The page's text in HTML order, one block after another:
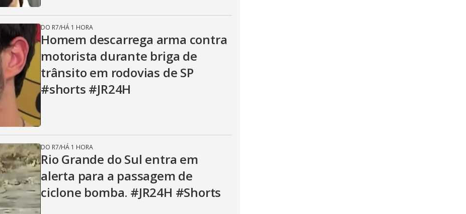
DO R7/HÁ 1 HORA
Homem descarrega arma contra
motorista durante briga de
trânsito em rodovias de SP
#shorts #JR24H
DO R7/HÁ 1 HORA
Rio Grande do Sul entra em
alerta para a passagem de
ciclone bomba. #JR24H #Shorts